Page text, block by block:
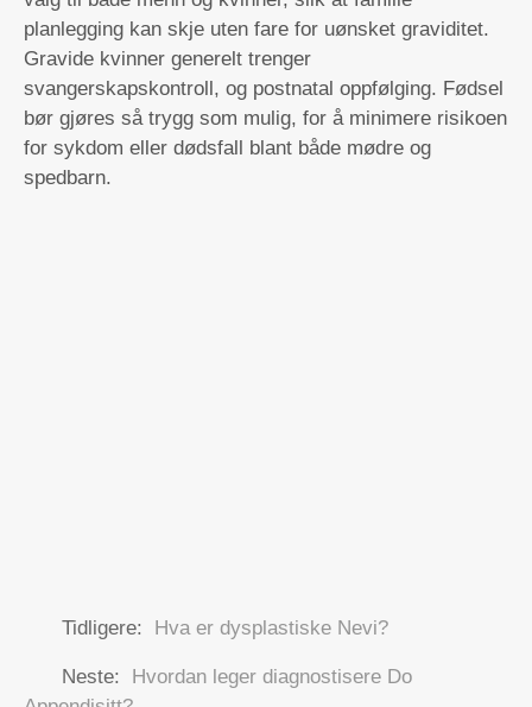
planlegging kan skje uten fare for uønsket graviditet.
Gravide kvinner generelt trenger
svangerskapskontroll, og postnatal oppfølging. Fødsel
bør gjøres så trygg som mulig, for å minimere risikoen
for sykdom eller dødsfall blant både mødre og
spedbarn.
Tidligere: Hva er dysplastiske Nevi?
Neste:
Hvordan leger diagnostisere Do